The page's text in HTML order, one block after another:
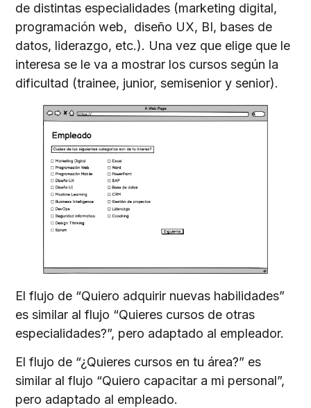
de distintas especialidades (marketing digital,
programación web, diseño UX, BI, bases de
datos, liderazgo, etc.). Una vez que elige que le
interesa se le va a mostrar los cursos según la
dificultad (trainee, junior, semisenior y senior).
El flujo de “Quiero adquirir nuevas habilidades”
es similar al flujo “Quieres cursos de otras
especialidades?”, pero adaptado al empleador.
El flujo de “¿Quieres cursos en tu área?” es
similar al flujo “Quiero capacitar a mi personal”,
pero adaptado al empleado.